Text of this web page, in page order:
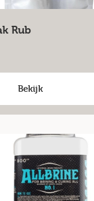
Rub
Bekijk